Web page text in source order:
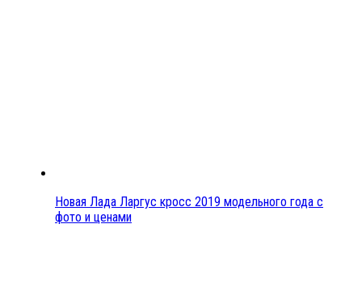
Новая Лада Ларгус кросс 2019 модельного года с
фото и ценами